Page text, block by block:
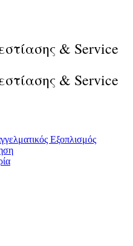
& Service
& Service
Εξοπλισμός